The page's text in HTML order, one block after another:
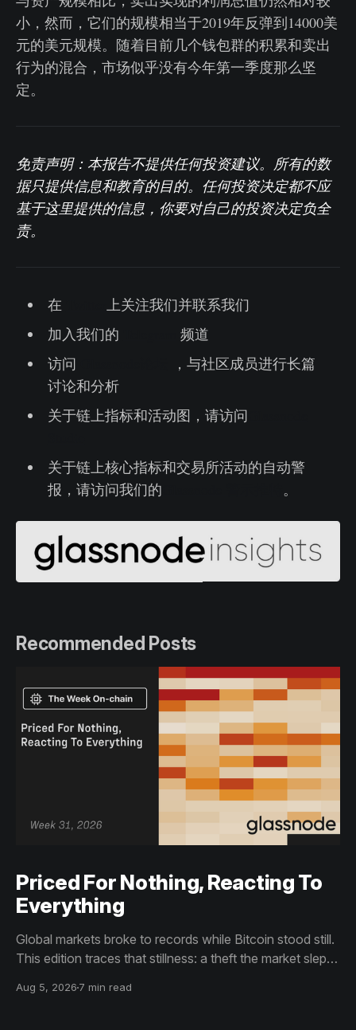
小，然而，它们的规模相当于2019年反弹到14000美
元的美元规模。随着目前几个钱包群的积累和卖出
行为的混合，市场似乎没有今年第一季度那么坚
定。
免责声明：本报告不提供任何投资建议。所有的数
据只提供信息和教育的目的。任何投资决定都不应
基于这里提供的信息，你要对自己的投资决定负全
责。
在
上关注我们并联系我们
加入我们的
频道
访问
，与社区成员进行长篇
讨论和分析
关于链上指标和活动图，请访问
关于链上核心指标和交易所活动的自动警
报，请访问我们的
。
Recommended Posts
Priced For Nothing, Reacting To
Everything
Global markets broke to records while Bitcoin stood still.
This edition traces that stillness: a theft the market slept
than capitulation, and an options market priced for
Aug 5, 2026 7 min read